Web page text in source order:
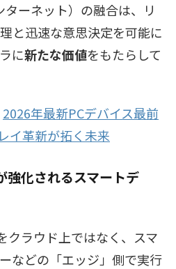
ーネット）の融合は、リ
と迅速な意思決定を可能に
に新たな価値をもたらして
2026年最新PCデバイス最前
イ革新が拓く未来
強化されるスマートデ
クラウド上ではなく、スマ
などの「エッジ」側で実行